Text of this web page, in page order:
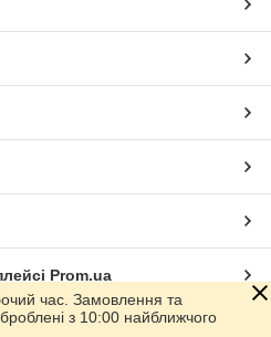
Prom.ua
час. Замовлення та
з 10:00 найближчого